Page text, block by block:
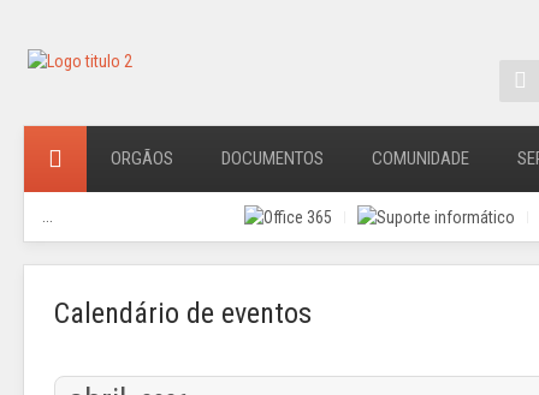
ORGÃOS DOCUMENTOS COMUNIDADE
Calendário de eventos